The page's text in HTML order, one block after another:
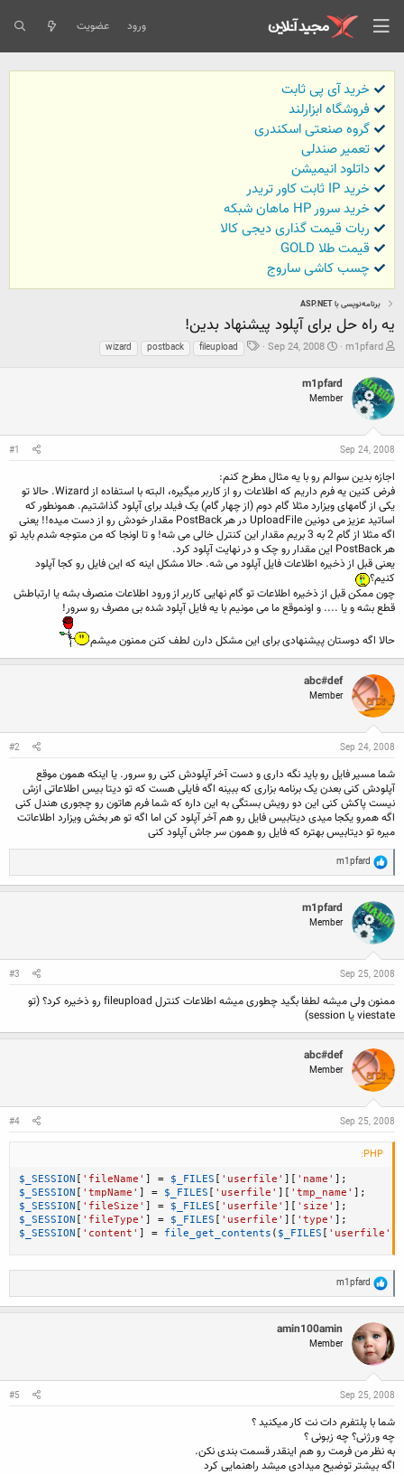
ورود عضویت
خرید آی پی ثابت
فروشگاه ابزارلند
گروه صنعتی اسکندری
تعمیر صندلی
داتلود انیمیشن
خرید IP ثابت کاور تریدر
خرید سرور HP ماهان شبکه
ربات قیمت گذاری دیجی کالا
قیمت طلا GOLD
چسب کاشی ساروج
برنامه‌نویسی با ASP.NET
یه راه حل برای آپلود پیشنهاد بدین!
ش
ع
ک
ن
ه
و
ض
و
ع
m1pfard
ت
ی
خ
Sep 24, 2008
ب fileupload
postback
wizard
m1pfard
Member
Sep 24, 2008
#1
اجازه بدین سوالم رو با یه مثال مطرح کنم:
فرض کنین یه فرم داریم که اطلاعات رو از کاربر میگیره، البته با استفاده از Wizard. حالا تو
یکی از گامهای ویزارد مثلا گام دوم (از چهار گام) یک فیلد برای آپلود گذاشتیم. همونطور که
اساتید عزیز می دونین UploadFile در هر PostBack مقدار خودش رو از دست میده!! یعنی
اگه مثلا از گام 2 به 3 بریم مقدار این کنترل خالی می شه! و تا اونجا که من متوجه شدم باید تو
هر PostBack این مقدار رو چک و در نهایت آپلود کرد.
یعنی قبل از ذخیره اطلاعات فایل آپلود می شه. حالا مشکل اینه که این فایل رو کجا آپلود
کنیم؟
چون ممکن قبل از ذخیره اطلاعات تو گام نهایی کاربر از ورود اطلاعات منصرف بشه یا ارتباطش
قطع بشه و یا .... و اونموقع ما می مونیم با یه فایل آپلود شده بی مصرف رو سرور!
حالا اگه دوستان پیشنهادی برای این مشکل دارن لطف کنن ممنون میشم
abc#def
Member
Sep 24, 2008
#2
شما مسیر فایل رو باید نگه داری و دست آخر آپلودش کنی رو سرور. یا اینکه همون موقع
آپلودش کنی بعدن یک برنامه بزاری که ببینه اگه فایلی هست که تو دیتا بیس اطلاعاتی ازش
نیست پاکش کنی این دو رویش بستگی به این داره که شما فرم هاتون رو چجوری هندل کنی
اگه همرو یکجا میدی دیتابیس فایل رو هم آخر آپلود کن اما اگه تو هر بخش ویزارد اطلاعاتت
میره تو دیتابیس بهتره که فایل رو همون سر جاش آپلود کنی
R
e
a
c
t
i
o
n
:
m1pfard
m1pfard
Member
Sep 25, 2008
#3
ممنون ولی میشه لطفا بگید چطوری میشه اطلاعات کنترل fileupload رو ذخیره کرد؟ (تو
viestate یا session)
abc#def
Member
Sep 25, 2008
#4
PHP:
$_SESSION [ 'fileName' ] = $_FILES [ 'userfile' ] [ 'name' ] ;
$_SESSION [ 'tmpName' ] = $_FILES [ 'userfile' ] [ 'tmp_name' ] ;
$_SESSION [ 'fileSize' ] = $_FILES [ 'userfile' ] [ 'size' ] ;
$_SESSION [ 'fileType' ] = $_FILES [ 'userfile' ] [ 'type' ] ;
$_SESSION [ 'content' ] = file_get_contents ( $_FILES [ 'userfile'
R
e
a
c
t
i
o
n
:
m1pfard
amin100amin
Member
Sep 25, 2008
#5
شما با پلتفرم دات نت کار میکنید ؟
چه ورژنی؟ چه زبونی ؟
به نظر من فرمت رو هم اینقدر قسمت بندی نکن.
اگه بیشتر توضیح میدادی میشد راهنمایی کرد